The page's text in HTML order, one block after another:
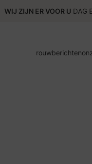
WIJ ZIJN ER VOOR U DAG
rouwberichten